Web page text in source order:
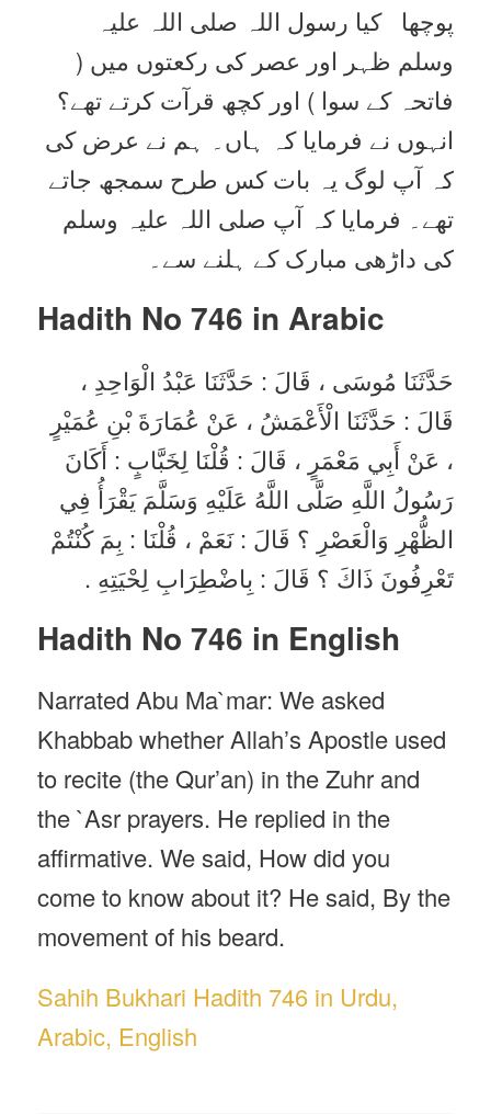
پوچھا کیا رسول اللہ صلی اللہ علیہ
وسلم ظہر اور عصر کی رکعتوں میں (
فاتحہ کے سوا ) اور کچھ قرآت کرتے تھے؟
انہوں نے فرمایا کہ ہاں۔ ہم نے عرض کی
کہ آپ لوگ یہ بات کس طرح سمجھ جاتے
تھے۔ فرمایا کہ آپ صلی اللہ علیہ وسلم
کی داڑھی مبارک کے ہلنے سے۔
Hadith No 746 in Arabic
حَدَّثَنَا مُوسَى ، قَالَ : حَدَّثَنَا عَبْدُ الْوَاحِدِ ،
قَالَ : حَدَّثَنَا الْأَعْمَشُ ، عَنْ عُمَارَةَ بْنِ عُمَيْرٍ
، عَنْ أَبِي مَعْمَرٍ ، قَالَ : قُلْنَا لِخَبَّابٍ : أَكَانَ
رَسُولُ اللَّهِ صَلَّى اللَّهُ عَلَيْهِ وَسَلَّمَ يَقْرَأُ فِي
الظُّهْرِ وَالْعَصْرِ ؟ قَالَ : نَعَمْ ، قُلْنَا : بِمَ كُنْتُمْ
تَعْرِفُونَ ذَاكَ ؟ قَالَ : بِاضْطِرَابِ لِحْيَتِهِ .
Hadith No 746 in English
Narrated Abu Ma`mar: We asked
Khabbab whether Allah’s Apostle used
to recite (the Qur’an) in the Zuhr and
the `Asr prayers. He replied in the
affirmative. We said, How did you
come to know about it? He said, By the
movement of his beard.
Sahih Bukhari Hadith 746 in Urdu,
Arabic, English